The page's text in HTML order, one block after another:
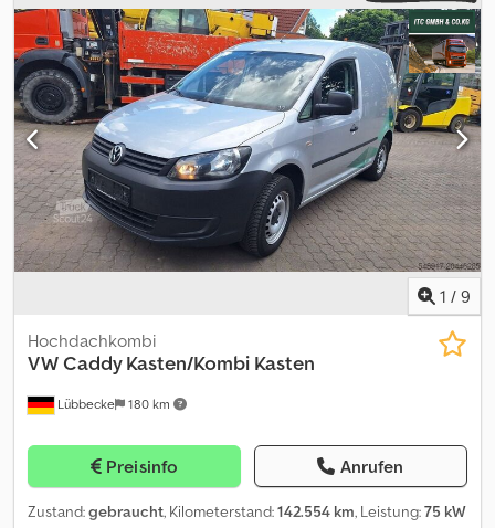
Fiat Ducato 250 * 2,2 L 74 kW * Klimaanlage * Kilometer 180000 *
Baujahr 2011 * Motor Getriebe ok * ZFA25000002088203 * Tel/
Whatsapp/ Viber: Alexandar IlicTel/ Whatsapp/ Viber English:
Mladen Ilic * Weitere LKWs, Baumaschinen und andere
Maschinen finden Sie auf unserer Website: * / * Discover more
trucks, construction machinery, and other machines on our
website: * / Crjdox Nz I Ispfx Aktsf * Öffnungszeit von Mo bis Fr
07:30-12:00 13:00-18:00, Samstag 07:30-17:00
1 / 9
Lübbecke 180 km
Hochdachkombi
VWCaddy Kasten/Kombi Kasten
Preisinfo Anrufen
Zustand:gebraucht, Kilometerstand:142.554 km, Leistung:75 kW